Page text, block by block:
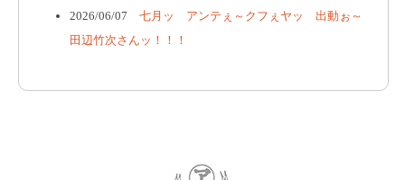
2026/06/07 七月ッ アンテぇ～クフぇヤッ 出動ぉ～
田辺竹次さんッ！！！